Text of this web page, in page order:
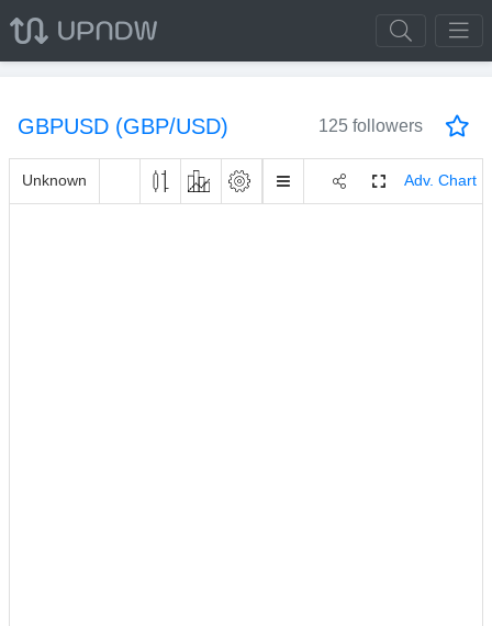
GBPUSD (GBP/USD) 125 followers
Unknown Adv. Chart